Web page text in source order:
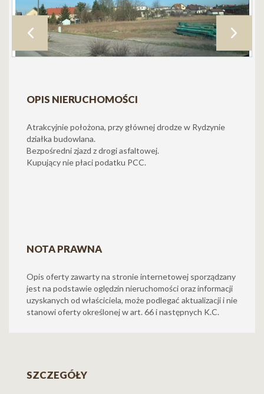
OPIS NIERUCHOMOŚCI
Atrakcyjnie położona, przy głównej drodze w Rydzynie
działka budowlana.
Bezpośredni zjazd z drogi asfaltowej.
Kupujący nie płaci podatku PCC.
NOTA PRAWNA
Opis oferty zawarty na stronie internetowej sporządzany
jest na podstawie oględzin nieruchomości oraz informacji
uzyskanych od właściciela, może podlegać aktualizacji i nie
stanowi oferty określonej w art. 66 i następnych K.C.
SZCZEGÓŁY